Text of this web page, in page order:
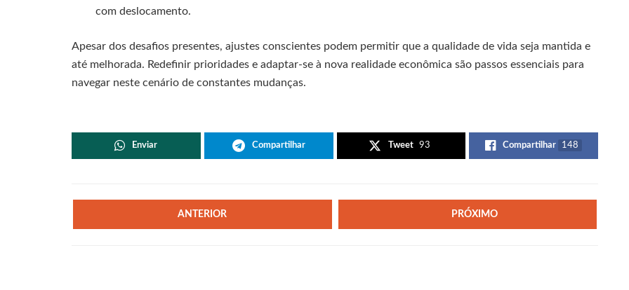
com deslocamento.
Apesar dos desafios presentes, ajustes conscientes podem permitir que a qualidade de vida seja mantida e
até melhorada. Redefinir prioridades e adaptar-se à nova realidade econômica são passos essenciais para
navegar neste cenário de constantes mudanças.
Enviar Compartilhar Tweet 93 Compartilhar 148
ANTERIOR PRÓXIMO